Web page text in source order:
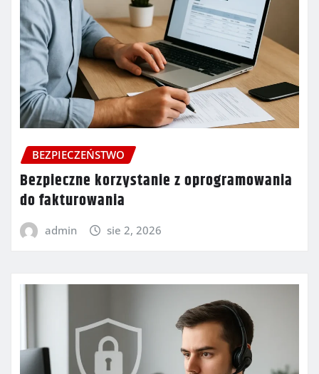
BEZPIECZEŃSTWO
Bezpieczne korzystanie z oprogramowania
do fakturowania
admin sie 2, 2026